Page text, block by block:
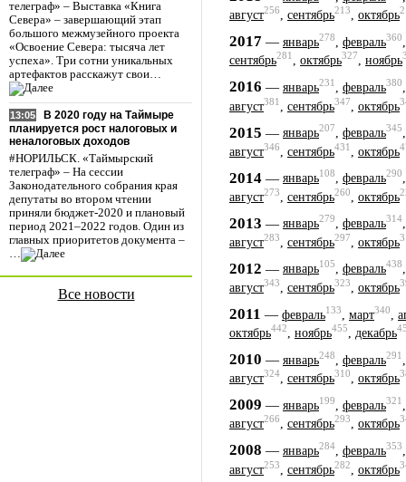
телеграф» – Выставка «Книга
Севера» – завершающий этап
большого межмузейного проекта
«Освоение Севера: тысяча лет
успеха». Три сотни уникальных
артефактов расскажут свои…
13:05
В 2020 году на Таймыре
планируется рост налоговых и
неналоговых доходов
#НОРИЛЬСК. «Таймырский
телеграф» – На сессии
Законодательного собрания края
депутаты во втором чтении
приняли бюджет-2020 и плановый
период 2021–2022 годов. Один из
главных приоритетов документа –
…
Все новости
август256, сентябрь213, октябрь
2017 — январь278 февраль360
сентябрь281, октябрь327, ноябрь
2016 — январь231 февраль380
август381 сентябрь347 октябрь
2015 — январь207, февраль345
август346 сентябрь431 октябрь
2014 — январь108, февраль290
август273 сентябрь260 октябрь
2013 — январь279, февраль314
август283 сентябрь297 октябрь
2012 — январь105, февраль438
август343, сентябрь323, октябрь
2011 — февраль133 март340
октябрь442, ноябрь455, декабрь
2010 — январь248 февраль291
август324, сентябрь310, октябрь
2009 — январь199 февраль321
август266, сентябрь293, октябрь
2008 — январь284 февраль353
август253 сентябрь282 октябрь